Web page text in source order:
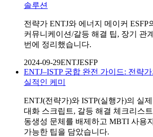
솔루션
전략가 ENTJ와 에너지 메이커 ESFP
커뮤니케이션/갈등 해결 팁, 장기 관
번에 정리했습니다.
2024-09-29ENTJESFP
ENTJ–ISTP 궁합 완전 가이드: 전략
실적인 케미
ENTJ(전략가)와 ISTP(실행가)의 실
대화 스크립트, 갈등 해결 체크리스
동생성 문체를 배제하고 MBTI 사용
가능한 팁을 담았습니다.